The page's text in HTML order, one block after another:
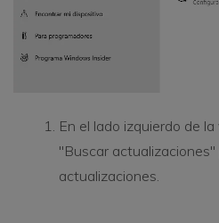
En el lado izquierdo de
"Buscar
actualizaciones.